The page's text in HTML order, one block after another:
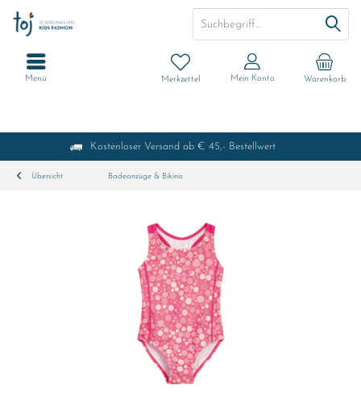
Kostenloser Versand ab € 45,- Bestellwert
Warenkorb
Merkzettel Mein Konto
Menü
Übersicht Badeanzüge & Bikinis